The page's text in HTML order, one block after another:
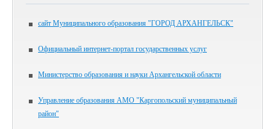
сайт Муниципального образования "ГОРОД АРХАНГЕЛЬСК"
Официальный интернет-портал государственных услуг
Министерство образования и науки Архангельской области
Управление образования АМО "Каргопольский муниципальный
район"